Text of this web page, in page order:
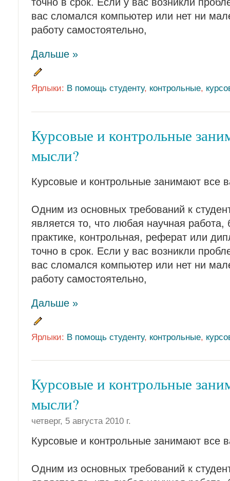
вас сломался компьютер или нет ни
работу самостоятельно,
Дальше »
Ярлыки: В помощь студенту, контрольные,
Курсовые и контрольные
мысли?
Курсовые и контрольные занимают все
Одним из основных требований к
является то, что любая научная работа,
практике, контрольная, реферат или
точно в срок. Если у вас возникли
вас сломался компьютер или нет ни
работу самостоятельно,
Дальше »
Ярлыки: В помощь студенту, контрольные,
Курсовые и контрольные
мысли?
четверг, 5 августа 2010 г.
Курсовые и контрольные занимают все
Одним из основных требований к